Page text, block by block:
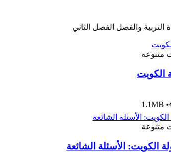
والفصل الفصل الثاني
متنوعة
الكويت
1.1MB •
متنوعة
الكويت: الأسئلة الشائعة